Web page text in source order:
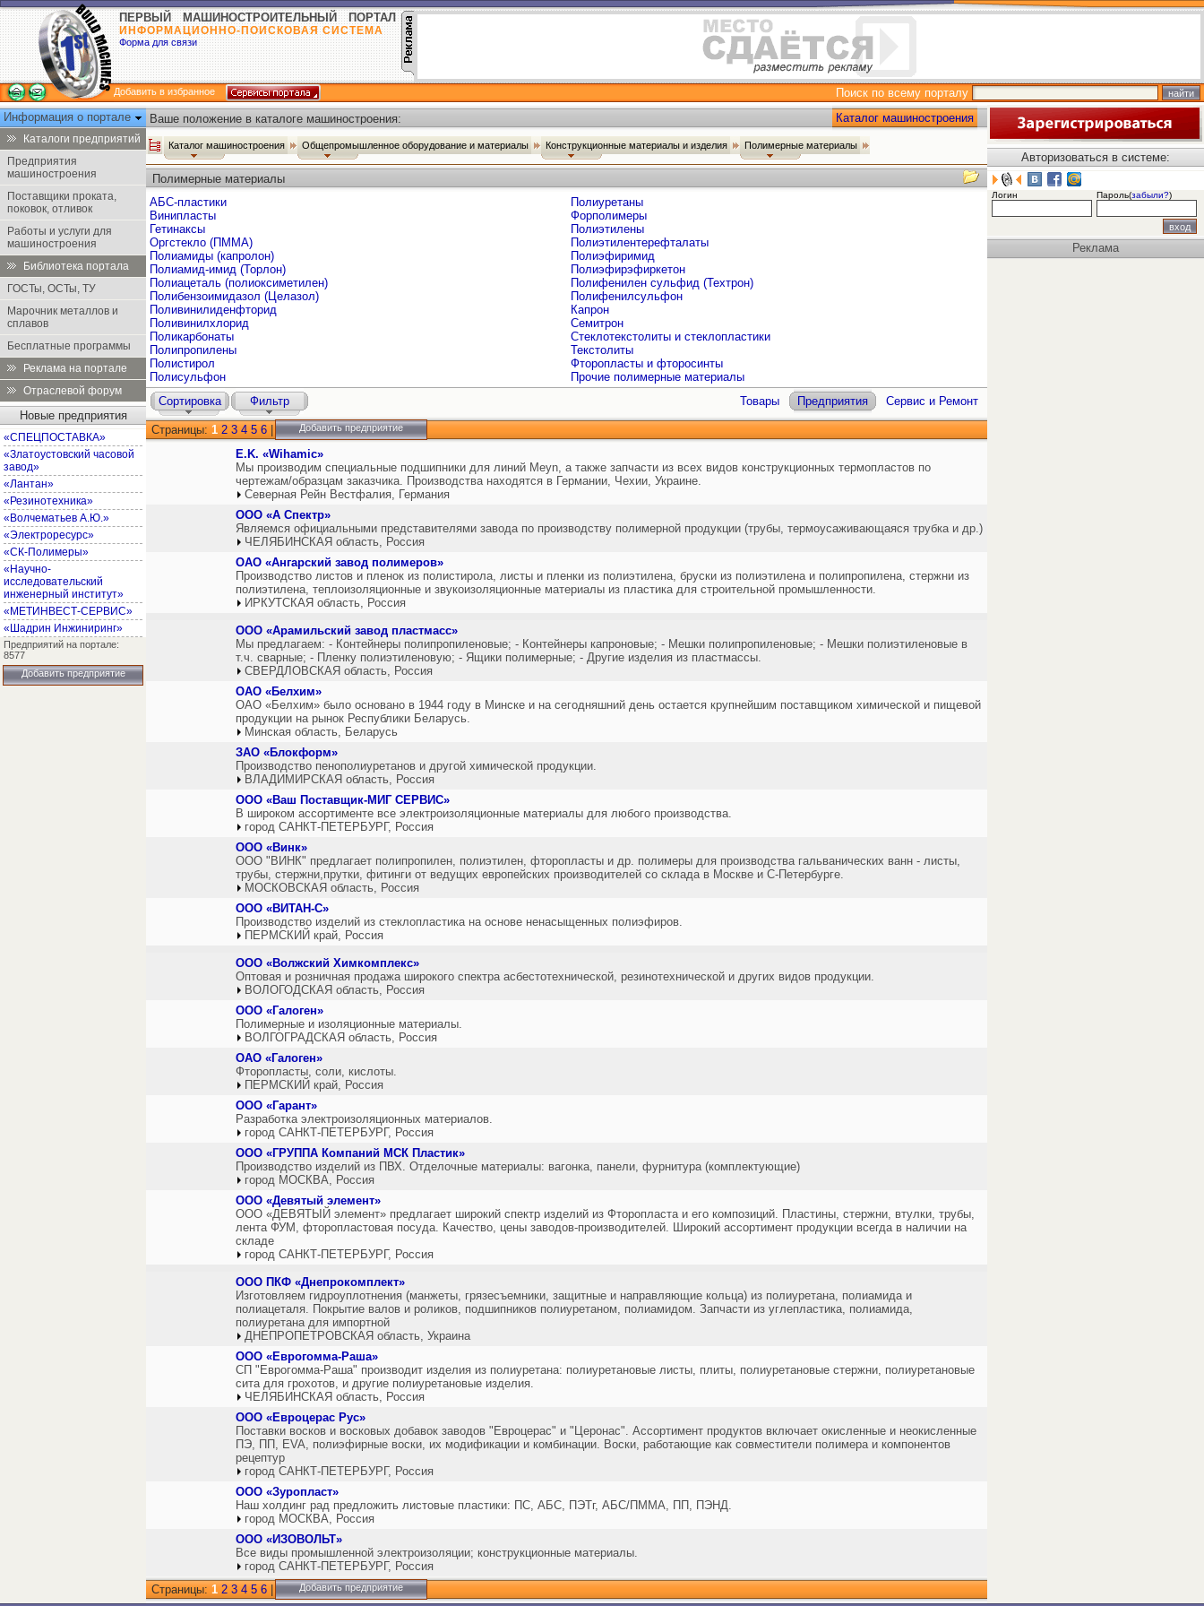
ПЕРВЫЙ МАШИНОСТРОИТЕЛЬНЫЙ ПОРТАЛ
ИНФОРМАЦИОННО-ПОИСКОВАЯ СИСТЕМА
Форма для связи
Добавить в избранное
Поиск по всему порталу
Информация о портале
Каталоги предприятий
Предприятия
машиностроения
Поставщики проката,
поковок, отливок
Работы и услуги для
машиностроения
Библиотека портала
ГОСТы, ОСТы, ТУ
Марочник металлов и
сплавов
Бесплатные программы
Реклама на портале
Отраслевой форум
Новые предприятия
«СПЕЦПОСТАВКА»
«Златоустовский часовой
завод»
«Лантан»
«Резинотехника»
«Волчематьев А.Ю.»
«Электроресурс»
«СК-Полимеры»
«Научно-
исследовательский
инженерный институт»
«МЕТИНВЕСТ-СЕРВИС»
«Шадрин Инжиниринг»
Предприятий на портале:
8577
Добавить предприятие
Ваше положение в каталоге машиностроения: Каталог машиностроения
Каталог машиностроения Общепромышленное оборудование и материалы Конструкционные материалы и изделия Полимерные материалы
Полимерные материалы
АБС-пластики
Винипласты
Гетинаксы
Оргстекло (ПММА)
Полиамиды (капролон)
Полиамид-имид (Торлон)
Полиацеталь (полиоксиметилен)
Полибензоимидазол (Целазол)
Поливинилиденфторид
Поливинилхлорид
Поликарбонаты
Полипропилены
Полистирол
Полисульфон
Полиуретаны
Форполимеры
Полиэтилены
Полиэтилентерефталаты
Полиэфиримид
Полиэфирэфиркетон
Полифенилен сульфид (Техтрон)
Полифенилсульфон
Капрон
Семитрон
Стеклотекстолиты и стеклопластики
Текстолиты
Фторопласты и фторосинты
Прочие полимерные материалы
Сортировка
Фильтр Товары Предприятия Сервис и Ремонт
Страницы: 1 2 3 4 5 6 Добавить предприятие
E.K. «Wihamic»
Мы производим специальные подшипники для линий Meyn, а также запчасти из всех видов конструкционных термопластов по
чертежам/образцам заказчика. Производства находятся в Германии, Чехии, Украине.
Северная Рейн Вестфалия, Германия
ООО «А Спектр»
Являемся официальными представителями завода по производству полимерной продукции (трубы, термоусаживающаяся трубка и др.)
ЧЕЛЯБИНСКАЯ область, Россия
ОАО «Ангарский завод полимеров»
Производство листов и пленок из полистирола, листы и пленки из полиэтилена, бруски из полиэтилена и полипропилена, стержни из
полиэтилена, теплоизоляционные и звукоизоляционные материалы из пластика для строительной промышленности.
ИРКУТСКАЯ область, Россия
ООО «Арамильский завод пластмасс»
Мы предлагаем: - Контейнеры полипропиленовые; - Контейнеры капроновые; - Мешки полипропиленовые; - Мешки полиэтиленовые в
т.ч. сварные; - Пленку полиэтиленовую; - Ящики полимерные; - Другие изделия из пластмассы.
СВЕРДЛОВСКАЯ область, Россия
ОАО «Белхим»
ОАО «Белхим» было основано в 1944 году в Минске и на сегодняшний день остается крупнейшим поставщиком химической и пищевой
продукции на рынок Республики Беларусь.
Минская область, Беларусь
ЗАО «Блокформ»
Производство пенополиуретанов и другой химической продукции.
ВЛАДИМИРСКАЯ область, Россия
ООО «Ваш Поставщик-МИГ СЕРВИС»
В широком ассортименте все электроизоляционные материалы для любого производства.
город САНКТ-ПЕТЕРБУРГ, Россия
ООО «Винк»
ООО "ВИНК" предлагает полипропилен, полиэтилен, фторопласты и др. полимеры для производства гальванических ванн - листы,
трубы, стержни,прутки, фитинги от ведущих европейских производителей со склада в Москве и С-Петербурге.
МОСКОВСКАЯ область, Россия
ООО «ВИТАН-С»
Производство изделий из стеклопластика на основе ненасыщенных полиэфиров.
ПЕРМСКИЙ край, Россия
ООО «Волжский Химкомплекс»
Оптовая и розничная продажа широкого спектра асбестотехнической, резинотехнической и других видов продукции.
ВОЛОГОДСКАЯ область, Россия
ООО «Галоген»
Полимерные и изоляционные материалы.
ВОЛГОГРАДСКАЯ область, Россия
ОАО «Галоген»
Фторопласты, соли, кислоты.
ПЕРМСКИЙ край, Россия
ООО «Гарант»
Разработка электроизоляционных материалов.
город САНКТ-ПЕТЕРБУРГ, Россия
ООО «ГРУППА Компаний МСК Пластик»
Производство изделий из ПВХ. Отделочные материалы: вагонка, панели, фурнитура (комплектующие)
город МОСКВА, Россия
ООО «Девятый элемент»
ООО «ДЕВЯТЫЙ элемент» предлагает широкий спектр изделий из Фторопласта и его композиций. Пластины, стержни, втулки, трубы,
лента ФУМ, фторопластовая посуда. Качество, цены заводов-производителей. Широкий ассортимент продукции всегда в наличии на
складе
город САНКТ-ПЕТЕРБУРГ, Россия
ООО ПКФ «Днепрокомплект»
Изготовляем гидроуплотнения (манжеты, грязесъемники, защитные и направляющие кольца) из полиуретана, полиамида и
полиацеталя. Покрытие валов и роликов, подшипников полиуретаном, полиамидом. Запчасти из углепластика, полиамида,
полиуретана для импортной
ДНЕПРОПЕТРОВСКАЯ область, Украина
ООО «Еврогомма-Раша»
СП "Еврогомма-Раша" производит изделия из полиуретана: полиуретановые листы, плиты, полиуретановые стержни, полиуретановые
сита для грохотов, и другие полиуретановые изделия.
ЧЕЛЯБИНСКАЯ область, Россия
ООО «Евроцерас Рус»
Поставки восков и восковых добавок заводов "Евроцерас" и "Церонас". Ассортимент продуктов включает окисленные и неокисленные
ПЭ, ПП, EVA, полиэфирные воски, их модификации и комбинации. Воски, работающие как совместители полимера и компонентов
рецептур
город САНКТ-ПЕТЕРБУРГ, Россия
ООО «Зуропласт»
Наш холдинг рад предложить листовые пластики: ПС, АБС, ПЭТг, АБС/ПММА, ПП, ПЭНД.
город МОСКВА, Россия
ООО «ИЗОВОЛЬТ»
Все виды промышленной электроизоляции; конструкционные материалы.
город САНКТ-ПЕТЕРБУРГ, Россия
Страницы: 1 2 3 4 5 6 Добавить предприятие
Авторизоваться в системе:
Логин Пароль(забыли?)
Реклама